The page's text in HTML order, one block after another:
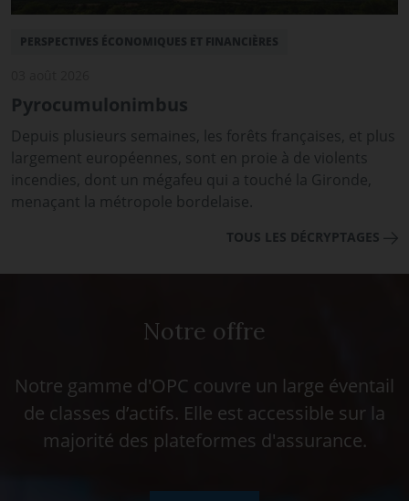
PERSPECTIVES ÉCONOMIQUES ET FINANCIÈRES
Pyrocumulonimbus
Depuis plusieurs semaines, les forêts françaises, et plus
largement européennes, sont en proie à de violents
incendies, dont un mégafeu qui a touché la Gironde,
menaçant la métropole bordelaise.
TOUS LES DÉCRYPTAGES
Notre offre
Notre gamme d'OPC couvre un large éventail
de classes d’actifs. Elle est accessible sur la
majorité des plateformes d'assurance.